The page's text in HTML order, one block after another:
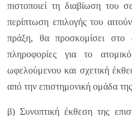
πιστοποιεί τη διαβίωση του
περίπτωση επιλογής του
πράξη, θα προσκομίσει στο
πληροφορίες για το
ωφελούμενου και σχετική
από την επιστημονική ομάδα
β) Συνοπτική έκθεση της